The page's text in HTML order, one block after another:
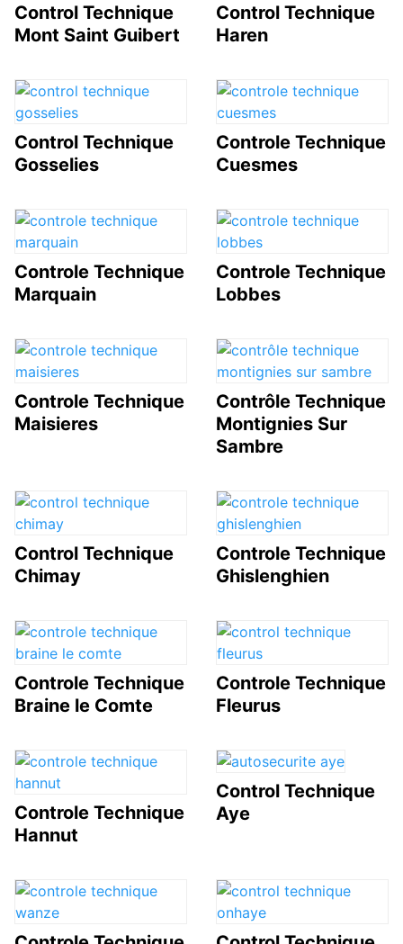
Control Technique
Mont Saint Guibert
Control Technique
Haren
Control Technique
Gosselies
Controle Technique
Cuesmes
Controle Technique
Marquain
Controle Technique
Lobbes
Controle Technique
Maisieres
Contrôle Technique
Montignies Sur
Sambre
Control Technique
Chimay
Controle Technique
Ghislenghien
Controle Technique
Braine le Comte
Controle Technique
Fleurus
Controle Technique
Hannut
Control Technique
Aye